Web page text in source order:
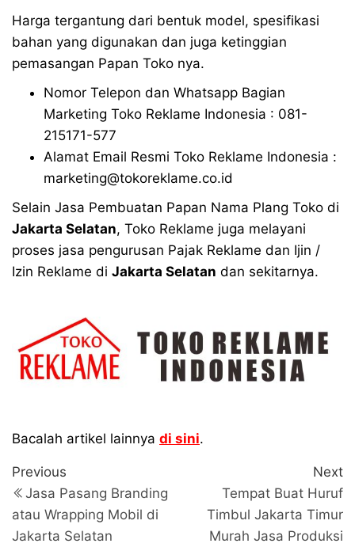
Harga tergantung dari bentuk model, spesifikasi
bahan yang digunakan dan juga ketinggian
pemasangan Papan Toko nya.
Nomor Telepon dan Whatsapp Bagian
Marketing Toko Reklame Indonesia : 081-
215171-577
Alamat Email Resmi Toko Reklame Indonesia :
marketing@tokoreklame.co.id
Selain Jasa Pembuatan Papan Nama Plang Toko di
Jakarta Selatan, Toko Reklame juga melayani
proses jasa pengurusan Pajak Reklame dan Ijin /
Izin Reklame di Jakarta Selatan dan sekitarnya.
Bacalah artikel lainnya di sini.
Navigasi
pos
Previous
Post
Previous
Jasa Pasang Branding
atau Wrapping Mobil di
Jakarta Selatan
Next
Tempat Buat Huruf
Timbul Jakarta Timur
Murah Jasa Produksi